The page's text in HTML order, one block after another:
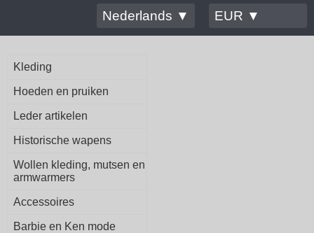
Nederlands ▼
EUR ▼
Kleding
Hoeden en pruiken
Leder artikelen
Historische wapens
Wollen kleding, mutsen en
armwarmers
Accessoires
Barbie en Ken mode